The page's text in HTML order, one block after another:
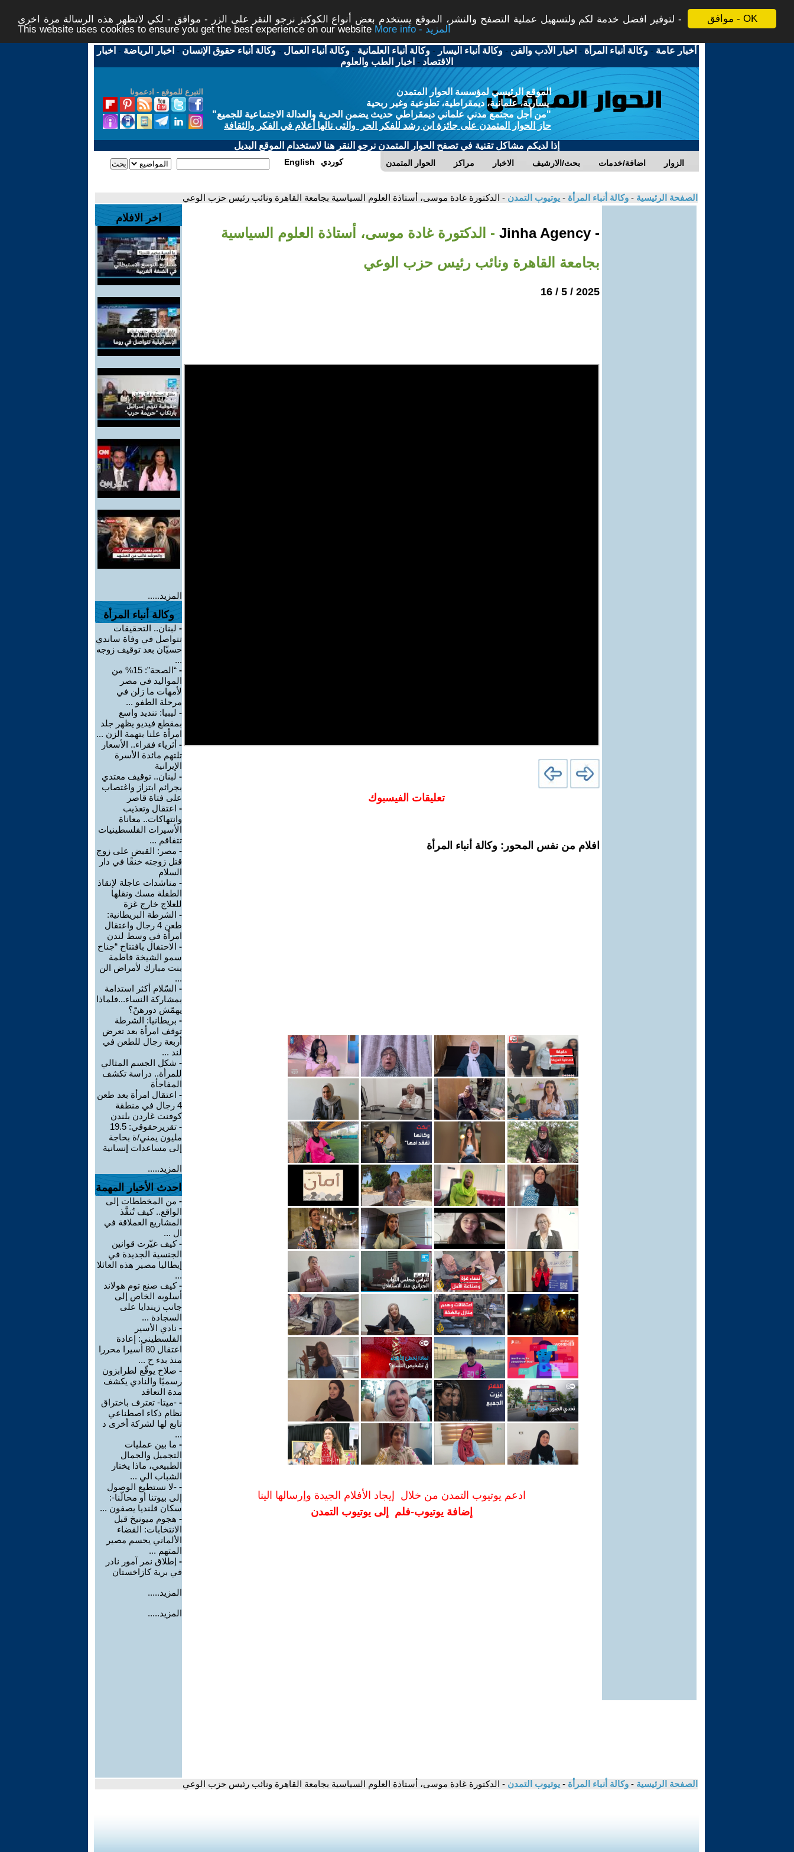
موافق - OK
لتوفير افضل خدمة لكم ولتسهيل عملية التصفح والنشر، الموقع يستخدم بعض أنواع الكوكيز نرجو النقر على الزر - موافق - لكي لاتظهر هذه الرسالة مرة اخرى -
This website uses cookies to ensure you get the best experience on our website
More info - المزيد
أخبار عامة -وكالة أنباء المرأة - اخبار الأدب والفن -وكالة أنباء اليسار -وكالة أنباء العلمانية -وكالة أنباء العمال -وكالة أنباء حقوق الإنسان - اخبار الرياضة - اخبار
الاقتصاد - اخبار الطب والعلوم
التبرع للموقع - ادعمونا
الموقع الرئيسي لمؤسسة الحوار المتمدن
يسارية، علمانية، ديمقراطية، تطوعية وغير ربحية
"من أجل مجتمع مدني علماني ديمقراطي حديث يضمن الحرية والعدالة الاجتماعية للجميع"
حاز الحوار المتمدن على جائزة ابن رشد للفكر الحر والتى نالها أعلام في الفكر والثقافة
إذا لديكم مشاكل تقنية في تصفح الحوار المتمدن نرجو النقر هنا لاستخدام الموقع البديل
الحوار المتمدن مراكز الاخبار بحث/الارشيف اضافة/خدمات الزوار English كوردي
الصفحة الرئيسية - وكالة أنباء المرأة - يوتيوب التمدن - الدكتورة غادة موسى، أستاذة العلوم السياسية بجامعة القاهرة ونائب رئيس حزب الوعي
- Jinha Agency
- الدكتورة غادة موسى، أستاذة العلوم السياسية
بجامعة القاهرة ونائب رئيس حزب الوعي
2025 / 5 / 16
تعليقات الفيسبوك
افلام من نفس المحور: وكالة أنباء المرأة
ادعم يوتيوب التمدن من خلال إيجاد الأفلام الجيدة وإرسالها الينا
إضافة يوتيوب-فلم إلى يوتيوب التمدن
اخر الافلام
المزيد.....
وكالة أنباء المرأة
- لبنان.. التحقيقات
تتواصل في وفاة ساندي
حسيّان بعد توقيف زوجه
...
-
“الصحة”: 15% من
المواليد في مصر
لأمهات ما زلن في
مرحلة الطفو ...
- ليبيا: تنديد واسع
بمقطع فيديو يظهر جلد
امرأة علنا بتهمة الزن ...
- أثرياء فقراء.. الأسعار
تلتهم مائدة الأسرة
الإيرانية
- لبنان.. توقيف معتدي
بجرائم ابتزاز واغتصاب
على فتاة قاصر
- اعتقال وتعذيب
وانتهاكات.. معاناة
الأسيرات الفلسطينيات
تتفاقم ...
- مصر: القبض على زوج
قتل زوجته خنقًا في دار
السلام
- مناشدات عاجلة لإنقاذ
الطفلة مسك ونقلها
للعلاج خارج غزة
- الشرطة البريطانية:
طعن 4 رجال واعتقال
امرأة في وسط لندن
- الاحتفال بافتتاح “جناح
سمو الشيخة فاطمة
بنت مبارك لأمراض الن
...
- السّلام أكثر استدامة
بمشاركة النساء...فلماذا
يهمّش دورهنّ؟
- بريطانيا: الشرطة
توقف امرأة بعد تعرض
أربعة رجال للطعن في
لند ...
- شكل الجسم المثالي
للمرأة.. دراسة تكشف
المفاجأة
- اعتقال امرأة بعد طعن
4 رجال في منطقة
كوفنت غاردن بلندن
-
تقريرحقوقي: 19.5
مليون يمني/ة بحاجة
إلى مساعدات إنسانية
المزيد.....
احدث الأخبار المهمة
- من المخططات إلى
الواقع.. كيف تُنفَّذ
المشاريع العملاقة في
ال ...
-كيف غيّرت قوانين
الجنسية الجديدة في
إيطاليا مصير هذه العائلا
...
-كيف صنع توم هولاند
أسلوبه الخاص إلى
جانب زيندايا على
السجادة ...
- نادي الأسير
الفلسطيني: إعادة
اعتقال 80 أسيرا محررا
منذ بدء ح ...
- صلاح يوقّع لطرابزون
رسميًا والنادي يكشف
مدة التعاقد
- -ميتا- تعترف باختراق
نظام ذكاء اصطناعي
تابع لها لشركة أخرى د
...
- ما بين عمليات
التجميل والجمال
الطبيعي، ماذا يختار
الشباب الي ...
- -لا نستطيع الوصول
إلى بيوتنا أو محالّنا-:
سكان قلنديا يصفون ...
- هجوم ميونيخ قبل
الانتخابات: القضاء
الألماني يحسم مصير
المتهم ...
- إطلاق نمر آمور نادر
في برية كازاخستان
المزيد.....
المزيد.....
الصفحة الرئيسية - وكالة أنباء المرأة - يوتيوب التمدن - الدكتورة غادة موسى، أستاذة العلوم السياسية بجامعة القاهرة ونائب رئيس حزب الوعي